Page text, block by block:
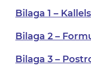
Bilaga 1 –
Bilaga 2 –
Bilaga 3 –